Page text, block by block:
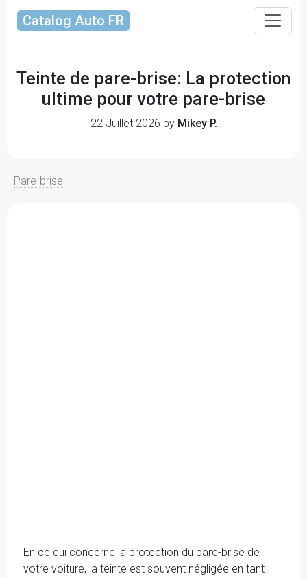
Catalog Auto FR
Teinte de pare-brise: La protection
ultime pour votre pare-brise
22 Juillet 2026 by Mikey P.
Pare-brise
En ce qui concerne la protection du pare-brise de
votre voiture, la teinte est souvent négligée en tant